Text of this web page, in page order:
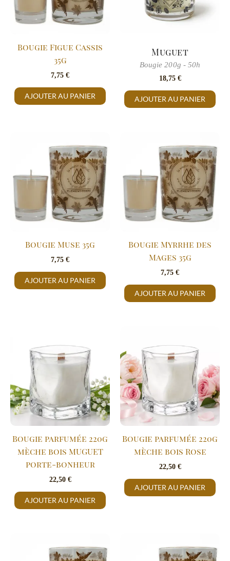
Bougie Figue Cassis
35g
7,75 €
AJOUTER AU PANIER
Muguet
Bougie 200g - 50h
18,75 €
AJOUTER AU PANIER
Bougie Muse 35g
7,75 €
AJOUTER AU PANIER
Bougie Myrrhe des
Mages 35g
7,75 €
AJOUTER AU PANIER
Bougie parfumée 220g
mèche bois MUGUET
porte-bonheur
22,50 €
AJOUTER AU PANIER
Bougie parfumée 220g
mèche bois Rose
22,50 €
AJOUTER AU PANIER